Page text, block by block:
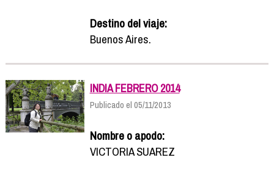
Destino del viaje:
Buenos Aires.
INDIA FEBRERO 2014
Publicado el 05/11/2013
Nombre o apodo:
VICTORIA SUAREZ